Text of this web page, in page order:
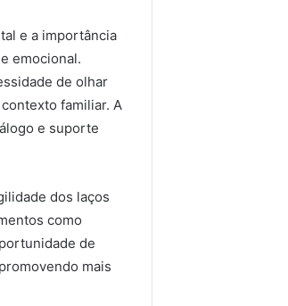
e a importância
emocional.
de olhar
familiar. A
e suporte
dos laços
como
de
mais